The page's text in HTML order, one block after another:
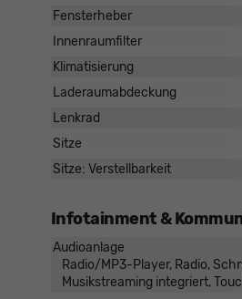
Fensterheber
Innenraumfilter
Klimatisierung
Laderaumabdeckung
Lenkrad
Sitze
Sitze: Verstellbarkeit
Infotainment &
Audioanlage
Radio/MP3-Player, Radio,
Musikstreaming integriert,